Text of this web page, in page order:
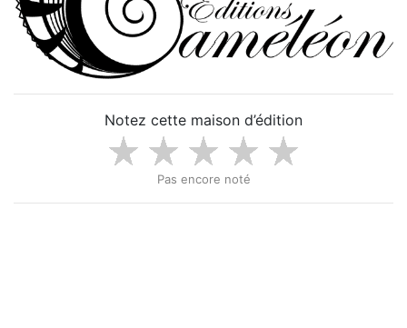
Notez cette maison d’édition
Pas encore noté